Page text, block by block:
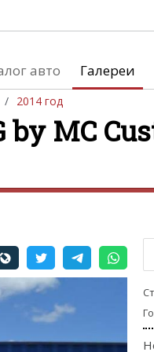
авто Галереи
2014 год
MC
автосалонов